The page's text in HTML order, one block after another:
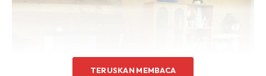
TERUSKAN MEMBACA